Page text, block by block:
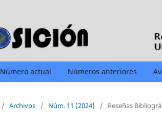
Número actual Números anteriores
/ Archivos / Núm. 11 (2024) / Reseñas